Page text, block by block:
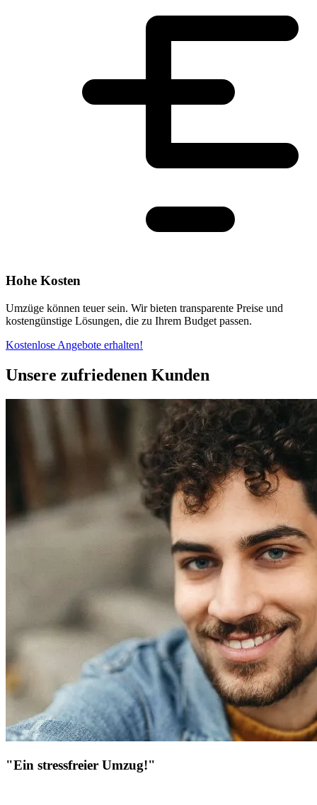
Hohe Kosten
Umzüge können teuer sein. Wir bieten transparente Preise und
kostengünstige Lösungen, die zu Ihrem Budget passen.
Kostenlose Angebote erhalten!
Unsere zufriedenen Kunden
"Ein stressfreier Umzug!"